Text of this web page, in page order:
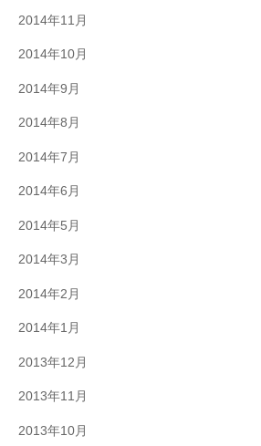
2014年11月
2014年10月
2014年9月
2014年8月
2014年7月
2014年6月
2014年5月
2014年3月
2014年2月
2014年1月
2013年12月
2013年11月
2013年10月